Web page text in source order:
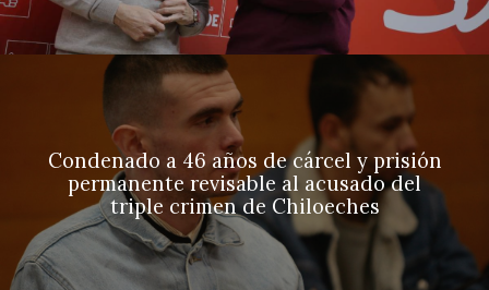
Condenado a 46 años de cárcel y prisión
permanente revisable al acusado del
triple crimen de Chiloeches